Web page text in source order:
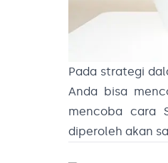
Pada strategi
Anda bisa
mencoba cara
diperoleh akan